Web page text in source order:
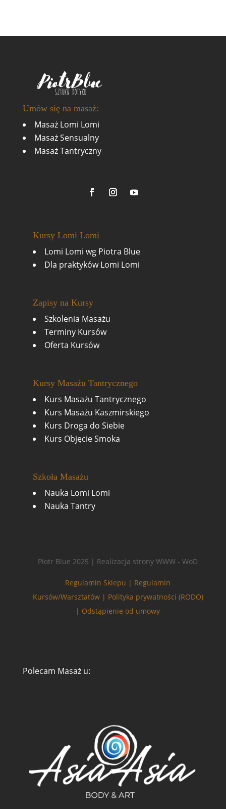
Zarządzaj zgodą
Aby zapewnić jak najlepsze wrażenia, korzystamy z technologii, takich jak
pliki cookie, do przechowywania i/lub uzyskiwania dostępu do informacji o
urządzeniu. Zgoda na te technologie pozwoli nam przetwarzać dane,
takie jak zachowanie podczas przeglądania lub unikalne identyfikatory na
tej stronie. Brak wyrażenia zgody lub wycofanie zgody może
Umów się na masaż:
Masaż Lomi Lomi
Masaż Sensualny
Masaż Tantryczny
Kursy Lomi Lomi
Lomi Lomi wg Piotra Blue
Dla praktyków Lomi Lomi
Zapisy na Kursy
Szkolenia Masażu
Terminy Kursów
Oferta Kursów
Kursy Masażu Tantrycznego
Kurs Masażu Tantrycznego
Kurs Masażu Kaszmirskiego
Kurs Droga do Siebie
Kurs Objęcie Smoka
Szkoła Masażu
Nauka Lomi Lomi
Nauka Tantry
Piotr Blue 2025 | Realizacja strony WWW - WoD
Regulamin Sklepu | Regulamin
Kursów/Warsztatów | Polityka prywatności (RODO)
| Odstąpienie od umowy
Polecam Masaż u: